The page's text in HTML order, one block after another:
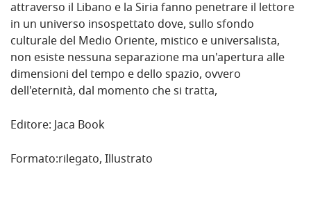
attraverso il Libano e la Siria fanno penetrare il lettore
in un universo insospettato dove, sullo sfondo
culturale del Medio Oriente, mistico e universalista,
non esiste nessuna separazione ma un'apertura alle
dimensioni del tempo e dello spazio, ovvero
dell'eternità, dal momento che si tratta,
Editore:Jaca Book
Formato:rilegato, Illustrato